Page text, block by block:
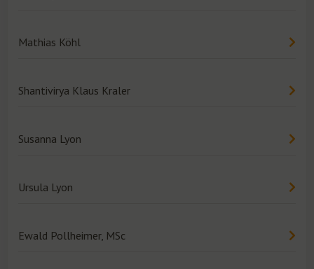
Mathias Köhl
Shantivirya Klaus Kraler
Susanna Lyon
Ursula Lyon
Ewald Pollheimer, MSc